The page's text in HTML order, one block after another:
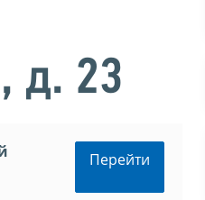
д. 23
Перейти